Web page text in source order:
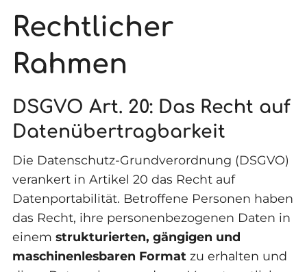
Rechtlicher
Rahmen
DSGVO Art. 20: Das Recht auf
Datenübertragbarkeit
Die Datenschutz-Grundverordnung (DSGVO)
verankert in Artikel 20 das Recht auf
Datenportabilität. Betroffene Personen haben
das Recht, ihre personenbezogenen Daten in
einem strukturierten, gängigen und
maschinenlesbaren Format zu erhalten und